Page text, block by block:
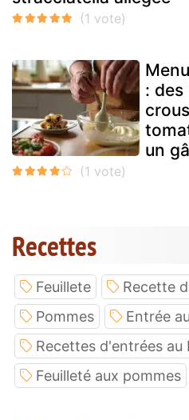
: des
un
Recettes
Feuillete
Recette
Pommes
Entrée
Recettes d'entrées au
Feuilleté aux pommes